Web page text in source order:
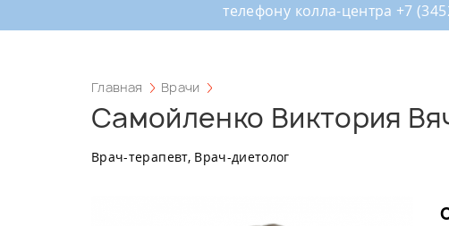
телефону колла-центра +7
Главная Врачи
Самойленко Виктория
Врач-терапевт, Врач-диетолог